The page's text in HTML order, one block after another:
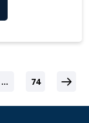
… 74